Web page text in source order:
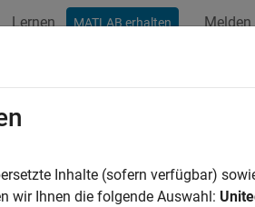
Lernen MATLAB erhalten Melden
Inhalte (sofern verfügbar)
wir Ihnen die folgende Auswahl: